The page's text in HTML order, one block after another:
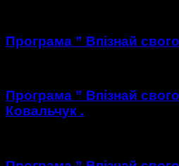
Програма ” Впізнай
Програма ” Впізнай
Ковальчук .